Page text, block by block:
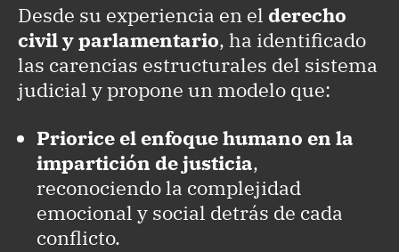
Desde su experiencia en el derecho
civil y parlamentario, ha identificado
las carencias estructurales del sistema
judicial y propone un modelo que:
Priorice el enfoque humano en la
impartición de justicia,
reconociendo la complejidad
emocional y social detrás de cada
conflicto.